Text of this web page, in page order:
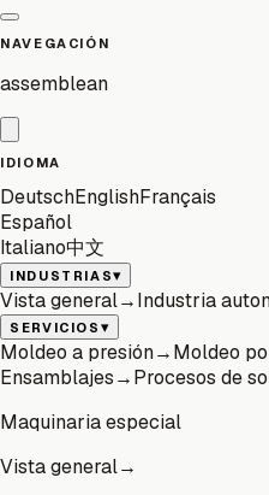
NAVEGACIÓN
assemblean
IDIOMA
DeutschEnglishFrançais
Español
Italiano中文
INDUSTRIAS▾
Vista general→Industria
SERVICIOS ▾
Moldeo a presión→Moldeo
Ensamblajes→Procesos de
Maquinaria especial
Vista general→